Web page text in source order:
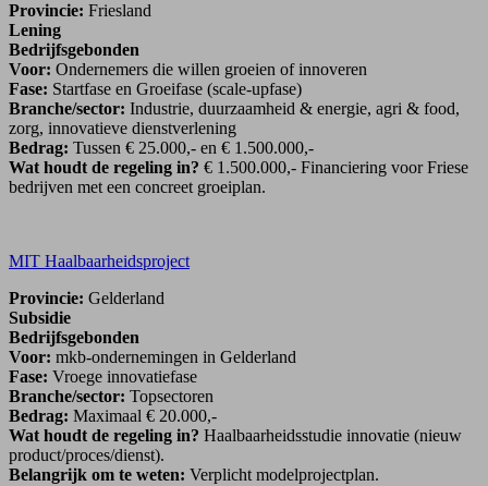
Provincie: Friesland
Lening
Bedrijfsgebonden
Voor: Ondernemers die willen groeien of innoveren
Fase: Startfase en Groeifase (scale-upfase)
Branche/sector: Industrie, duurzaamheid & energie, agri & food,
zorg, innovatieve dienstverlening
Bedrag: Tussen € 25.000,- en € 1.500.000,-
Wat houdt de regeling in? € 1.500.000,- Financiering voor Friese
bedrijven met een concreet groeiplan.
MIT Haalbaarheidsproject
Provincie: Gelderland
Subsidie
Bedrijfsgebonden
Voor: mkb-ondernemingen in Gelderland
Fase: Vroege innovatiefase
Branche/sector: Topsectoren
Bedrag: Maximaal € 20.000,-
Wat houdt de regeling in? Haalbaarheidsstudie innovatie (nieuw
product/proces/dienst).
Belangrijk om te weten: Verplicht modelprojectplan.